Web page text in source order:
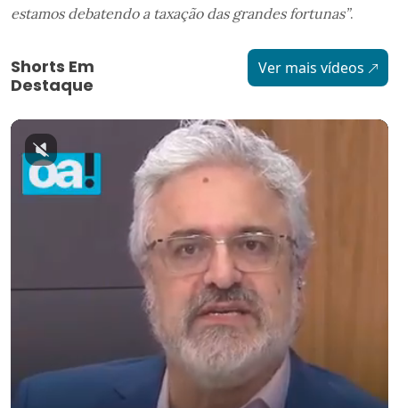
estamos debatendo a taxação das grandes fortunas”.
Shorts Em
Destaque
Ver mais vídeos